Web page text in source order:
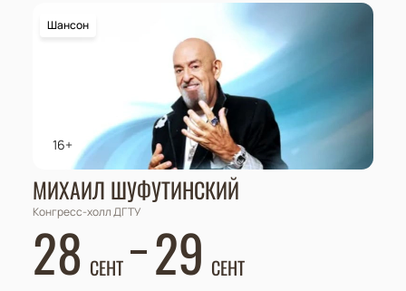
16+
Шансон
МИХАИЛ ШУФУТИНСКИЙ
Конгресс-холл ДГТУ
28 СЕНТ 29 СЕНТ